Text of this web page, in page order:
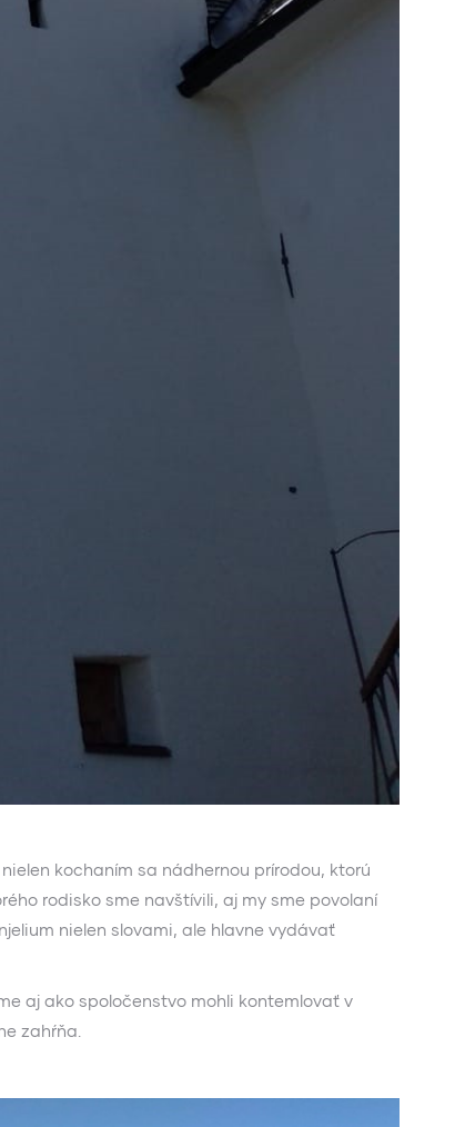
kochaním sa nádhernou prírodou, ktorú
rodisko sme navštívili, aj my sme povolaní
nielen slovami, ale hlavne vydávať
aj ako spoločenstvo mohli kontemlovať v
zahŕňa.